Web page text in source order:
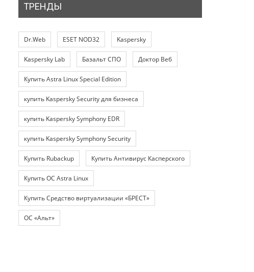
ТРЕНДЫ
Dr.Web ESET NOD32 Kaspersky
Kaspersky Lab Базальт СПО Доктор Веб
Купить Astra Linux Special Edition
купить Kaspersky Security для бизнеса
купить Kaspersky Symphony EDR
купить Kaspersky Symphony Security
Купить Rubackup Купить Антивирус Касперского
Купить ОС Astra Linux
Купить Средство виртуализации «БРЕСТ»
ОС «Альт»